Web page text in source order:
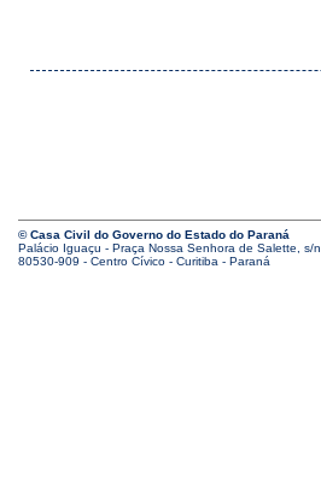
© Casa Civil do Governo do Estado do Paraná
Palácio Iguaçu - Praça Nossa Senhora de Salette, s/n
80530-909 - Centro Cívico - Curitiba - Paraná